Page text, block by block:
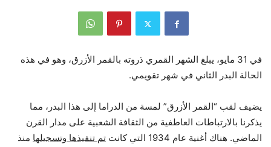
في 31 مايو، يبلغ الشهر القمري ذروته بالقمر الأزرق، وهو في هذه
الحالة البدر الثاني في شهر تقويمي.
يضيف لقب “القمر الأزرق” لمسة من الدراما إلى هذا البدر، مما
يذكرنا بالارتباطات العاطفية من الثقافة الشعبية على مدار القرن
الماضي. هناك أغنية عام 1934 التي كانت
تم تنفيذها وتسجيلها منذ